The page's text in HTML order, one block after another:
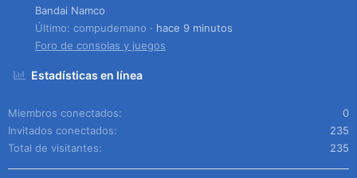
Bandai Namco
Último: compudemano
hace 9 minutos
Foro de consolas y juegos
Estadísticas en línea
Miembros conectados
0
Invitados conectados
235
Total de visitantes
235